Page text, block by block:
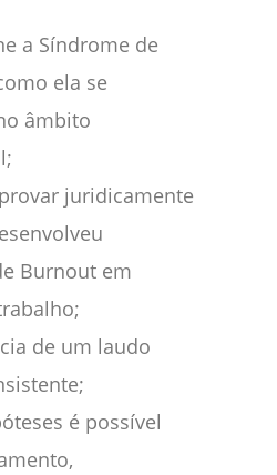
a Síndrome de
ela se
âmbito
juridicamente
Burnout em
de um laudo
é possível